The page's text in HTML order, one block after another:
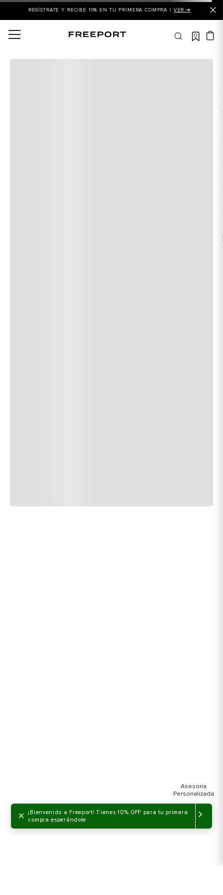
REGÍSTRATE Y RECIBE 10% EN TU PRIMERA COMPRA |VER ➜
0
×
¡Bienvenido a Freeport! Tienes 10% OFF para tu primera
compra esperándote